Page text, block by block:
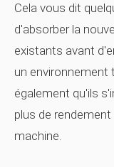
Cela vous dit
d'absorber la
existants avant
un environnement
également qu'ils
plus de
machine.